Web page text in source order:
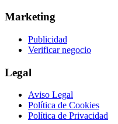
Marketing
Publicidad
Verificar negocio
Legal
Aviso Legal
Política de Cookies
Política de Privacidad